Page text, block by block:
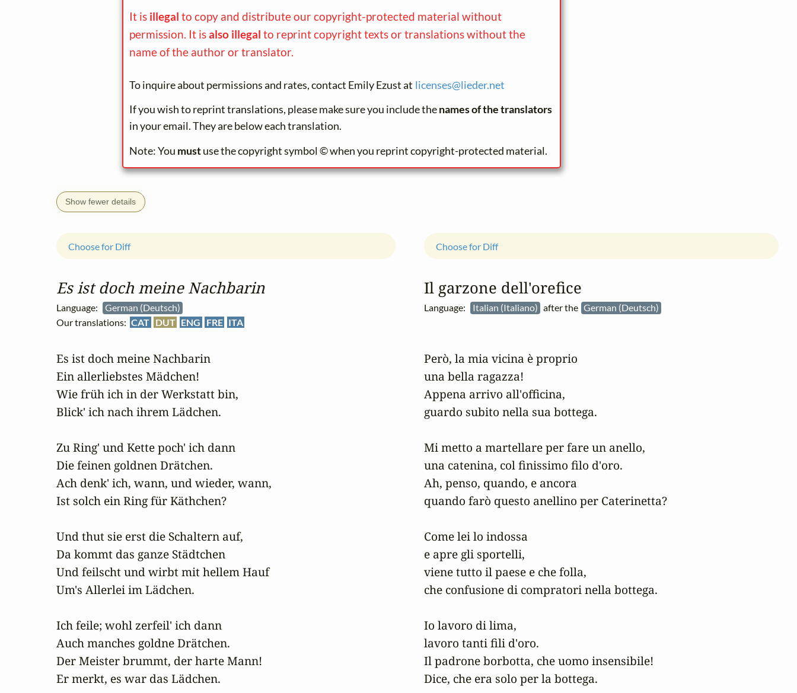
It is illegal to copy and distribute our copyright-protected material without
permission. It isalso illegal to reprint copyright texts or translations without the
name of the author or translator.
To inquire about permissions and rates, contact Emily Ezust at licenses@lieder.net
If you wish to reprint translations, please make sure you include thenames of the translators
in your email. They are below each translation.
Note: You mustuse the copyright symbol © when you reprint copyright-protected material.
Show fewer details
Es ist doch meine Nachbarin
Language:
German (Deutsch)
Our translations: CAT DUT ENG FRE ITA
Choose for Diff
Es ist doch meine Nachbarin
Ein allerliebstes Mädchen!
Wie früh ich in der Werkstatt bin,
Blick' ich nach ihrem Lädchen.
Zu Ring' und Kette poch' ich dann
Die feinen goldnen Drätchen.
Ach denk' ich, wann, und wieder, wann,
Ist solch ein Ring für Käthchen?
Und thut sie erst die Schaltern auf,
Da kommt das ganze Städtchen
Und feilscht und wirbt mit hellem Hauf
Um's Allerlei im Lädchen.
Ich feile; wohl zerfeil' ich dann
Auch manches goldne Drätchen.
Der Meister brummt, der harte Mann!
Er merkt, es war das Lädchen.
Il garzone dell'orefice
Language: Italian (Italiano) after the German (Deutsch)
Choose for Diff
Però, la mia vicina è proprio
una bella ragazza!
Appena arrivo all'officina,
guardo subito nella sua bottega.
Mi metto a martellare per fare un anello,
una catenina, col finissimo filo d'oro.
Ah, penso, quando, e ancora
quando farò questo anellino per Caterinetta?
Come lei lo indossa
e apre gli sportelli,
viene tutto il paese e che folla,
che confusione di compratori nella bottega.
Io lavoro di lima,
lavoro tanti fili d'oro.
Il padrone borbotta, che uomo insensibile!
Dice, che era solo per la bottega.